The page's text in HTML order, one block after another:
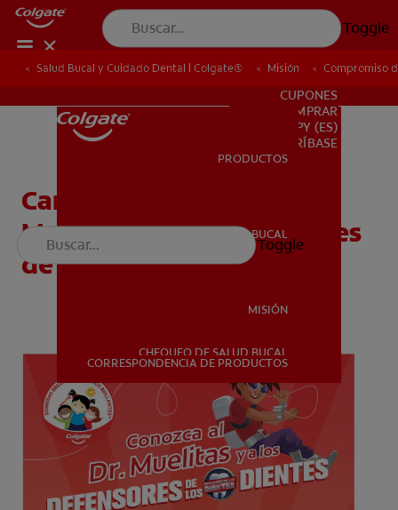
Toggle
PRODUCTOS
SALUD BUCAL
CHEQUEO DE SALUD BUCAL
CORRESPONDENCIA DE PRODUCTOS
PARA PROFESIONALES
CUPONES
DONDE COMPRAR
PY (ES)
SUSCRÍBASE
PRODUCTOS
SALUD BUCAL
MISIÓN
CHEQUEO DE SALUD BUCAL
CORRESPONDENCIA DE PRODUCTOS
Toggle
Salud Bucal y Cuidado Dental | Colgate® Misión Compromiso
Salud Bucal y Cuidado Dental | Colgate® Misión Compromiso
Cartilla: Conozca al Dr.
Muelitas y a los Defensores
de los dientes - Docente